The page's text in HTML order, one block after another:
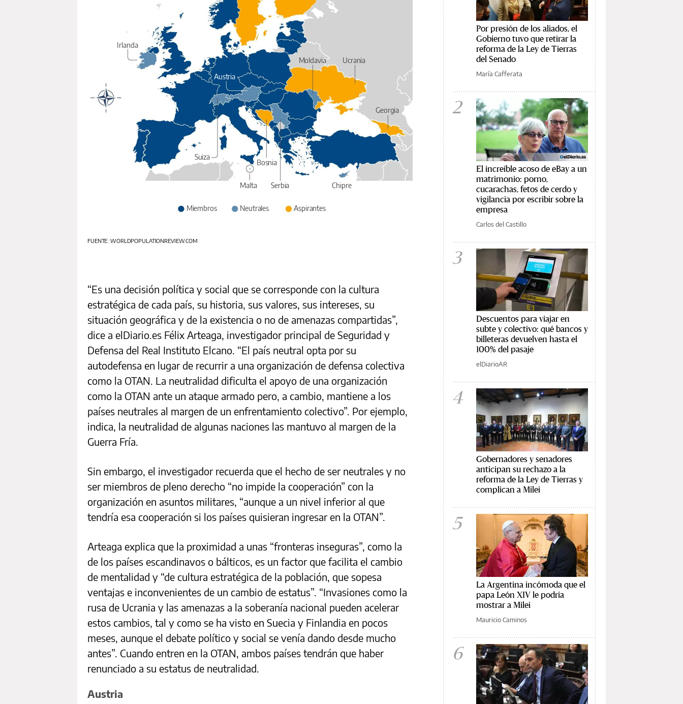
Irlanda
Moldavia
Ucrania
Austria
Georgia
Suiza
Bosnia
Chipre
Malta Serbia
Miembros Neutrales Aspirantes
FUENTE: WORLDPOPULATIONREVIEW.COM
“Es una decisión política y social que se corresponde con la cultura
estratégica de cada país, su historia, sus valores, sus intereses, su
situación geográfica y de la existencia o no de amenazas compartidas”,
dice a elDiario.es Félix Arteaga, investigador principal de Seguridad y
Defensa del Real Instituto Elcano. “El país neutral opta por su
autodefensa en lugar de recurrir a una organización de defensa colectiva
como la OTAN. La neutralidad dificulta el apoyo de una organización
como la OTAN ante un ataque armado pero, a cambio, mantiene a los
países neutrales al margen de un enfrentamiento colectivo”. Por ejemplo,
indica, la neutralidad de algunas naciones las mantuvo al margen de la
Guerra Fría.
Sin embargo, el investigador recuerda que el hecho de ser neutrales y no
ser miembros de pleno derecho “no impide la cooperación” con la
organización en asuntos militares, “aunque a un nivel inferior al que
tendría esa cooperación si los países quisieran ingresar en la OTAN”.
Arteaga explica que la proximidad a unas “fronteras inseguras”, como la
de los países escandinavos o bálticos, es un factor que facilita el cambio
de mentalidad y “de cultura estratégica de la población, que sopesa
ventajas e inconvenientes de un cambio de estatus”. “Invasiones como la
rusa de Ucrania y las amenazas a la soberanía nacional pueden acelerar
estos cambios, tal y como se ha visto en Suecia y Finlandia en pocos
meses, aunque el debate político y social se venía dando desde mucho
antes”. Cuando entren en la OTAN, ambos países tendrán que haber
renunciado a su estatus de neutralidad.
Austria
Por presión de los aliados, el
Gobierno tuvo que retirar la
reforma de la Ley de Tierras
del Senado
María Cafferata
2
El increíble acoso de eBay a un
matrimonio: porno,
cucarachas, fetos de cerdo y
vigilancia por escribir sobre la
empresa
Carlos del Castillo
3
Descuentos para viajar en
subte y colectivo: qué bancos y
billeteras devuelven hasta el
100% del pasaje
elDiarioAR
4
Gobernadores y senadores
anticipan su rechazo a la
reforma de la Ley de Tierras y
complican a Milei
5
La Argentina incómoda que el
papa León XIV le podría
mostrar a Milei
Mauricio Caminos
6